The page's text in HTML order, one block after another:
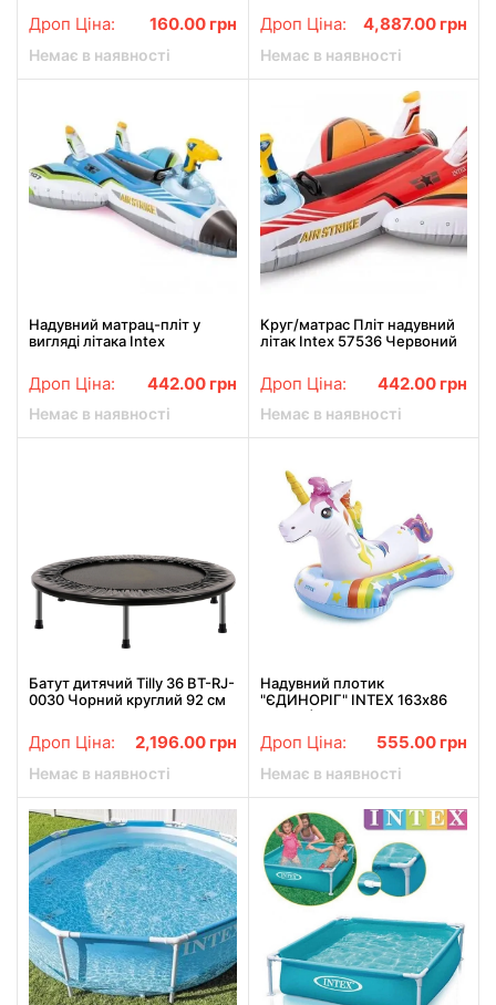
Дроп Ціна: 160.00 грн
Немає в наявності
Дроп Ціна: 4,887.00 грн
Немає в наявності
Надувний матрац-пліт у
вигляді літака Intex
Дроп Ціна: 442.00 грн
Немає в наявності
Круг/матрас Пліт надувний
літак Intex 57536 Червоний
Дроп Ціна: 442.00 грн
Немає в наявності
Батут дитячий Tilly 36 BT-RJ-
0030 Чорний круглий 92 см
Дроп Ціна: 2,196.00 грн
Немає в наявності
Надувний плотик
"ЄДИНОРІГ" INTEX 163х86
(57552)
Дроп Ціна: 555.00 грн
Немає в наявності